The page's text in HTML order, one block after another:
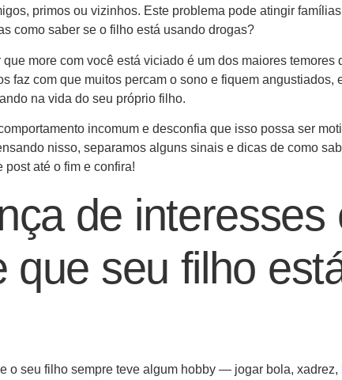
primos ou vizinhos. Este problema pode atingir
como saber se o filho está usando drogas?
more com você está viciado é um dos maiores temores
faz com que muitos percam o sono e fiquem angustiados,
na vida do seu próprio filho.
incomum e desconfia que isso possa ser
nisso, separamos alguns sinais e dicas de como
até o fim e confira!
de interesses
que seu filho
o seu filho sempre teve algum hobby — jogar bola,